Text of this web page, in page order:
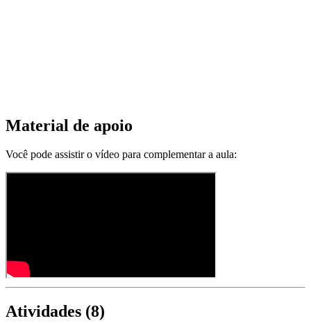
Material de apoio
Você pode assistir o vídeo para complementar a aula:
Atividades (8)